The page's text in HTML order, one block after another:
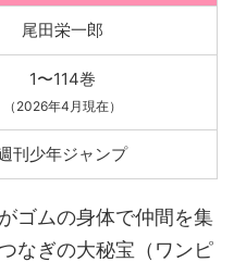
尾田栄一郎
1〜114巻
（2026年4月現在）
刊少年ジャンプ
ゴムの身体で仲間を集
なぎの大秘宝（ワンピ